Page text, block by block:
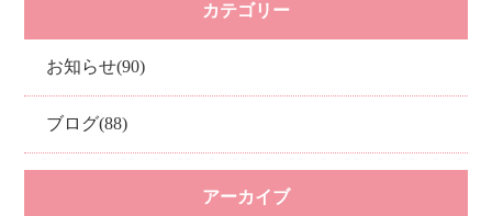
カテゴリー
お知らせ(90)
ブログ(88)
アーカイブ